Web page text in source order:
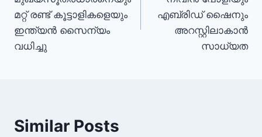
മറ്റ് രണ്ട് കൂട്ടാളികളെയും
ഇന്ത്യൻ സൈന്യം
വധിച്ചു
എബ്രിഡ് ഷൈനും
അറസ്റ്റിലാകാൻ
സാധ്യത
Similar Posts